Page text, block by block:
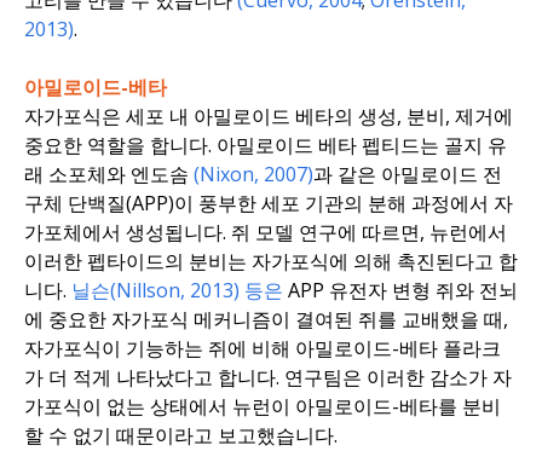
2013).
아밀로이드-베타
자가포식은 세포 내 아밀로이드 베타의 생성, 분비, 제거에
중요한 역할을 합니다. 아밀로이드 베타 펩티드는 골지 유
래 소포체와 엔도솜 (Nixon, 2007)과 같은 아밀로이드 전
구체 단백질(APP)이 풍부한 세포 기관의 분해 과정에서 자
가포체에서 생성됩니다. 쥐 모델 연구에 따르면, 뉴런에서
이러한 펩타이드의 분비는 자가포식에 의해 촉진된다고 합
니다. 닐슨(Nillson, 2013) 등은 APP 유전자 변형 쥐와 전뇌
에 중요한 자가포식 메커니즘이 결여된 쥐를 교배했을 때,
자가포식이 기능하는 쥐에 비해 아밀로이드-베타 플라크
가 더 적게 나타났다고 합니다. 연구팀은 이러한 감소가 자
가포식이 없는 상태에서 뉴런이 아밀로이드-베타를 분비
할 수 없기 때문이라고 보고했습니다.